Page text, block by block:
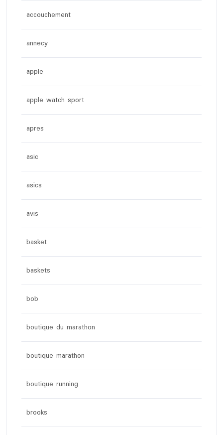
accouchement
annecy
apple
apple watch sport
apres
asic
asics
avis
basket
baskets
bob
boutique du marathon
boutique marathon
boutique running
brooks